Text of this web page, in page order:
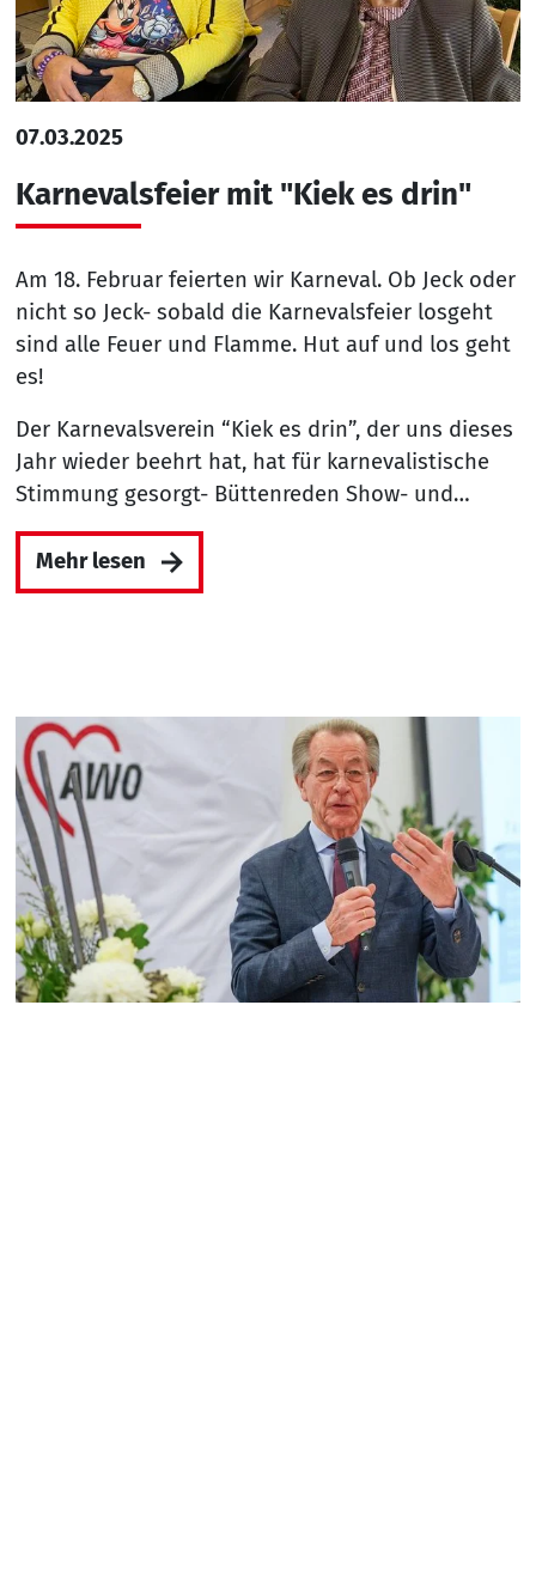
07.03.2025
Karnevalsfeier mit "Kiek es drin"
Am 18. Februar feierten wir Karneval. Ob Jeck oder
nicht so Jeck- sobald die Karnevalsfeier losgeht
sind alle Feuer und Flamme. Hut auf und los geht
es!
Der Karnevalsverein “Kiek es drin”, der uns dieses
Jahr wieder beehrt hat, hat für karnevalistische
Stimmung gesorgt- Büttenreden Show- und…
Mehr lesen